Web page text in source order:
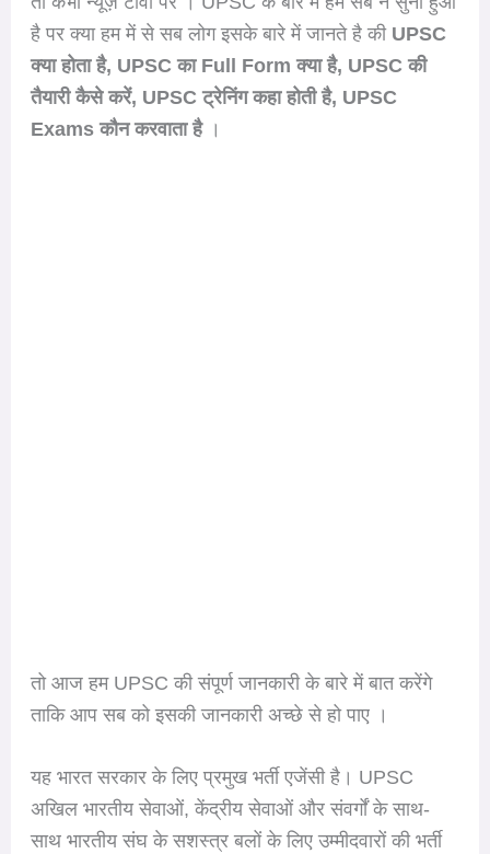
है पर क्या हम में से सब लोग इसके बारे में जानते है की UPSC
क्या होता है, UPSC का Full Form क्या है, UPSC की
तैयारी कैसे करें, UPSC ट्रेनिंग कहा होती है, UPSC
Exams कौन करवाता है।
तो आज हम UPSC की संपूर्ण जानकारी के बारे में बात करेंगे
ताकि आप सब को इसकी जानकारी अच्छे से हो पाए ।
यह भारत सरकार के लिए प्रमुख भर्ती एजेंसी है। UPSC
अखिल भारतीय सेवाओं, केंद्रीय सेवाओं और संवर्गों के साथ-
साथ भारतीय संघ के सशस्त्र बलों के लिए उम्मीदवारों की भर्ती